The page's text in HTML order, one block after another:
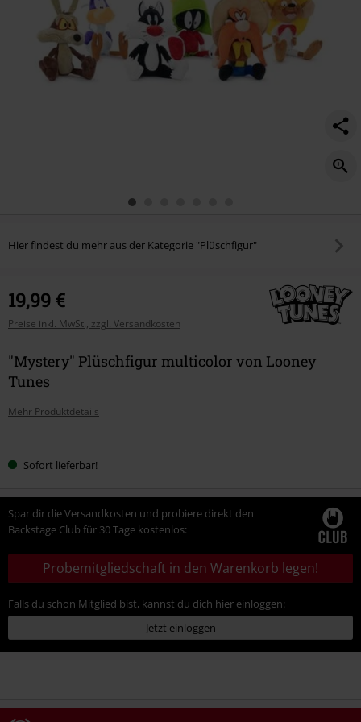
Hier findest du mehr aus der Kategorie "Plüschfigur"
19,99 €
Preise inkl. MwSt., zzgl. Versandkosten
"Mystery" Plüschfigur multicolor von Looney
Tunes
Mehr Produktdetails
deineSofort lieferbar!
Spar dir die Versandkosten und probiere direkt den
Backstage Club für 30 Tage kostenlos:
Probemitgliedschaft in den Warenkorb legen!
Falls du schon Mitglied bist, kannst du dich hier einloggen:
Jetzt einloggen